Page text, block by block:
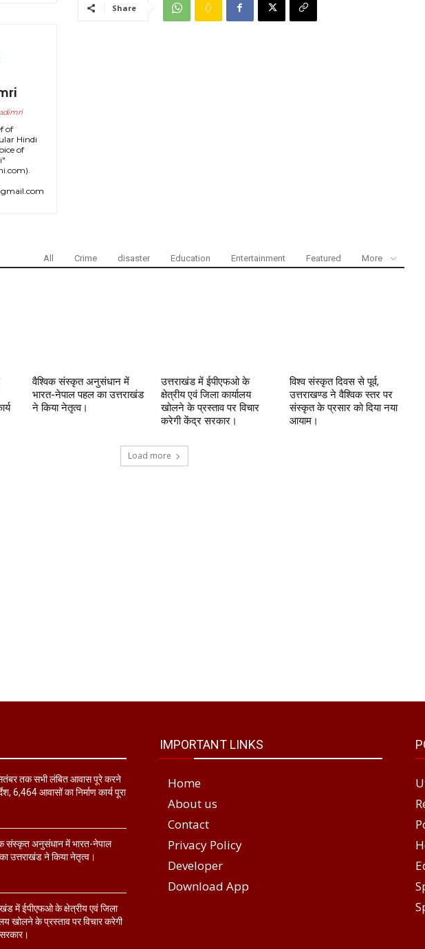
of
Hindi
of
Share
All Crime disaster Education Entertainment Featured More
वैश्विक संस्कृत अनुसंधान में
भारत-नेपाल पहल का उत्तराखंड
ने किया नेतृत्व।
उत्तराखंड में ईपीएफओ के
क्षेत्रीय एवं जिला कार्यालय
खोलने के प्रस्ताव पर विचार
करेगी केंद्र सरकार।
विश्व संस्कृत दिवस से पूर्व,
उत्तराखण्ड ने वैश्विक स्तर पर
संस्कृत के प्रसार को दिया नया
आयाम।
Load more
तक सभी लंबित आवास पूरे करने
6,464 आवासों का निर्माण कार्य पूरा
संस्कृत अनुसंधान में भारत-नेपाल
उत्तराखंड ने किया नेतृत्व।
में ईपीएफओ के क्षेत्रीय एवं जिला
खोलने के प्रस्ताव पर विचार करेगी
IMPORTANT LINKS
Home
About us
Contact
Privacy Policy
Developer
Download App